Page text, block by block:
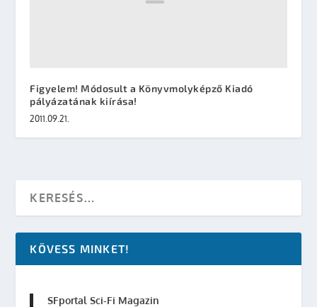
Figyelem! Módosult a Könyvmolyképző Kiadó
pályázatának kiírása!
2011.09.21.
KÖVESS MINKET!
SFportal Sci-Fi Magazin